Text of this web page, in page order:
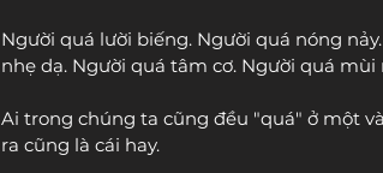
Người quá lười biếng. Người quá nóng
nhẹ dạ. Người quá tâm cơ. Người quá mùi
Ai trong chúng ta cũng đều "quá" ở một
ra cũng là cái hay.